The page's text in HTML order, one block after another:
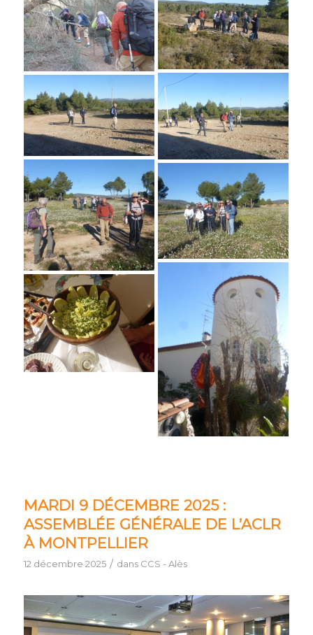
MARDI 9 DÉCEMBRE 2025 :
ASSEMBLÉE GÉNÉRALE DE L’ACLR
À MONTPELLIER
12 décembre 2025 / dans CCS - Alès